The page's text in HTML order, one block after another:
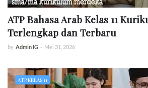
ATP Bahasa Arab Kelas 11
Terlengkap dan Terbaru
by Admin IG - Mei 31, 2026
ATP KELAS 11